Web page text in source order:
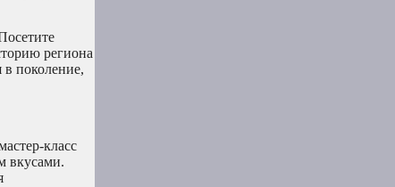
региона
поколение,
класс
вкусами.